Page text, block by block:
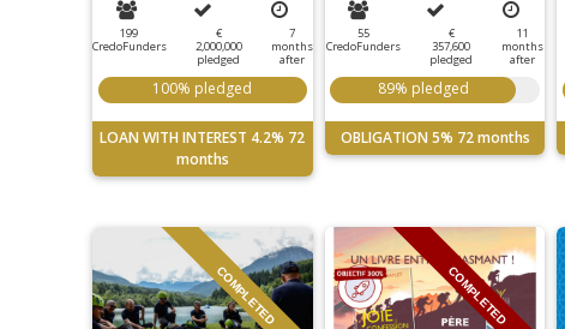
199
CredoFunders
€
2,000,000
pledged
7
months
after
100% pledged
LOAN WITH INTEREST 4.2% 72
months
55
CredoFunders
€
357,600
pledged
11
months
after
89% pledged
OBLIGATION 5% 72 months
COMPLETED COMPLETED